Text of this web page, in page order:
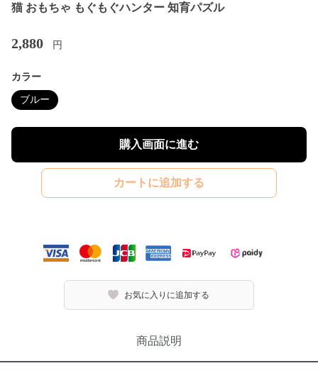
猫 おもちゃ もぐもぐハンター 知育パズル
2,880 円
カラー
ブルー
購入画面に進む
カートに追加する
お気に入りに追加する
商品説明